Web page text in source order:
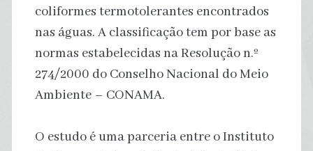
coliformes termotolerantes encontrados
nas águas. A classificação tem por base as
normas estabelecidas na Resolução n.º
274/2000 do Conselho Nacional do Meio
Ambiente – CONAMA.
O estudo é uma parceria entre o Instituto